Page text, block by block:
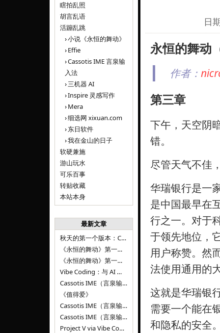
瞎拍乱照
胡言乱语
活蹦乱跳
小说《永恒的舞动》
Effie
Cassotis IME 言泉输
入法
三机器 AI
Inspire 灵感写作
Mera
细选网 xixuan.com
东日软件
我在金山的日子
软硬兼施
游山玩水
可乐百事
转贴收藏
本站本身
最新文章
秋天的第一个版本：Cassotis IME（言泉输入法）v1.12.0
《永恒的舞动》第一百二十八章
《永恒的舞动》第一百二十七章
Vibe Coding：与 AI 并肩进步——言泉输入法 v0.4.1
Cassotis IME（言泉输入法）v0.3.1
《值得爱》
Cassotis IME（言泉输入法）v0.2.0
Cassotis IME（言泉输入法）v0.1.0
Project V via Vibe Coding
日
永恒的舞
作者：
第三章
下午，天空阴
错。
尽管天气不佳
华瑞银行是一
是中国最早在
行之一。对于
于领先地位，
用户称赞。然
法使用通用的
这就是华瑞银
需要一个能在
和隐私的安全